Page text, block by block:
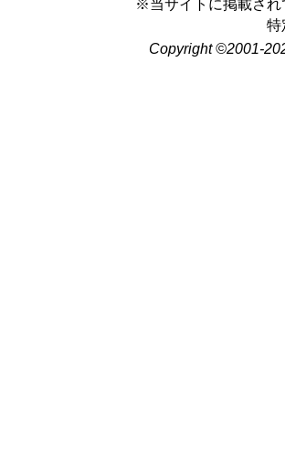
※当サイトに掲載され
特
Copyright ©2001-